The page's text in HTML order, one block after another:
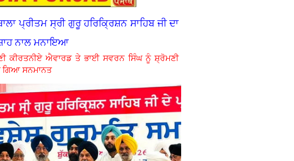
ਪ੍ਰੀਤਮ ਸ੍ਰੀ ਗੁਰੂ ਹਰਿਕ੍ਰਿਸ਼ਨ ਸਾਹਿਬ ਜੀ ਦਾ
ਨਾਲ ਮਨਾਇਆ
ਕੀਰਤਨੀਏ ਐਵਾਰਡ ਤੇ ਭਾਈ ਸਵਰਨ ਸਿੰਘ ਨੂੰ ਸ਼੍ਰੋਮਣੀ
ਗਿਆ ਸਨਮਾਨਤ